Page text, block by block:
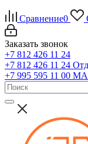
Сравнение0
Заказать звонок
+7 812 426 11 24
+7 812 426 11 24
+7 995 595 11 00